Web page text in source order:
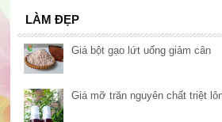
LÀM ĐẸP
Giá bột gạo lứt uống giảm cân
Giá mỡ trăn nguyên chất triệt